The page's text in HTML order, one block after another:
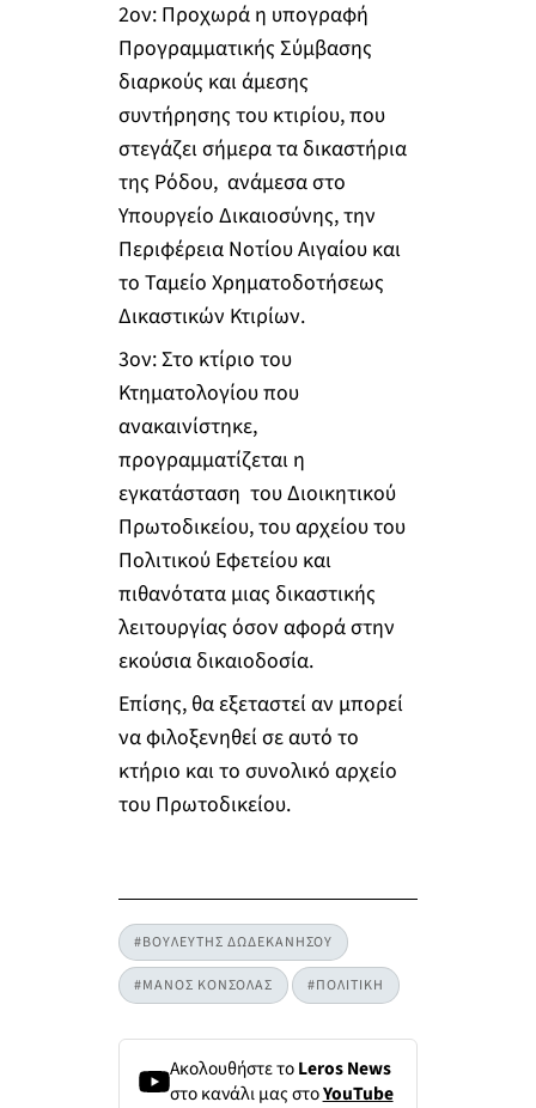
2ον: Προχωρά η υπογραφή
Προγραμματικής Σύμβασης
διαρκούς και άμεσης
συντήρησης του κτιρίου, που
στεγάζει σήμερα τα δικαστήρια
της Ρόδου, ανάμεσα στο
Υπουργείο Δικαιοσύνης, την
Περιφέρεια Νοτίου Αιγαίου και
το Ταμείο Χρηματοδοτήσεως
Δικαστικών Κτιρίων.
3ον: Στο κτίριο του
Κτηματολογίου που
ανακαινίστηκε,
προγραμματίζεται η
εγκατάσταση του Διοικητικού
Πρωτοδικείου, του αρχείου του
Πολιτικού Εφετείου και
πιθανότατα μιας δικαστικής
λειτουργίας όσον αφορά στην
εκούσια δικαιοδοσία.
Επίσης, θα εξεταστεί αν μπορεί
να φιλοξενηθεί σε αυτό το
κτήριο και το συνολικό αρχείο
του Πρωτοδικείου.
#ΒΟΥΛΕΥΤΗΣ ΔΩΔΕΚΑΝΗΣΟΥ
#ΜΑΝΟΣ ΚΟΝΣΟΛΑΣ #ΠΟΛΙΤΙΚΗ
Ακολουθήστε τοLeros News
στο κανάλι μας στοYouTube